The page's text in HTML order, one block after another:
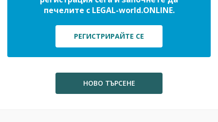
печелите с LEGAL-world.ONLINE.
РЕГИСТРИРАЙТЕ СЕ
НОВО ТЪРСЕНЕ